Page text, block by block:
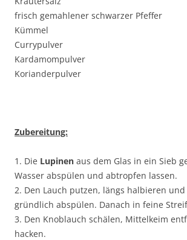
frisch gemahlener schwarzer Pfeffer
Kümmel
Currypulver
Kardamompulver
Korianderpulver
Zubereitung:
1. Die Lupinen aus dem Glas in ein Sieb
Wasser abspülen und abtropfen lassen.
2. Den Lauch putzen, längs halbieren
gründlich abspülen. Danach in feine
3. Den Knoblauch schälen, Mittelkeim
hacken.